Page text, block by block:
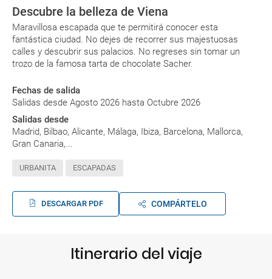
Descubre la belleza de Viena
Maravillosa escapada que te permitirá conocer esta
fantástica ciudad. No dejes de recorrer sus majestuosas
calles y descubrir sus palacios. No regreses sin tomar un
trozo de la famosa tarta de chocolate Sacher.
Fechas de salida
Salidas desde Agosto 2026 hasta Octubre 2026
Salidas desde
Madrid, Bilbao, Alicante, Málaga, Ibiza, Barcelona, Mallorca,
Gran Canaria,...
URBANITA ESCAPADAS
DESCARGAR PDF COMPÁRTELO
Itinerario del viaje